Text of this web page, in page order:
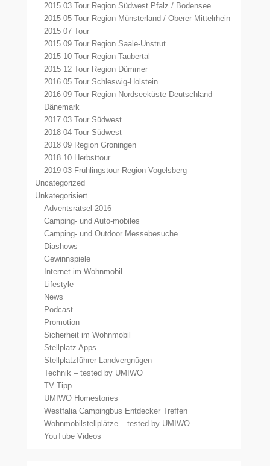
2015 03 Tour Region Südwest Pfalz / Bodensee
2015 05 Tour Region Münsterland / Oberer Mittelrhein
2015 07 Tour
2015 09 Tour Region Saale-Unstrut
2015 10 Tour Region Taubertal
2015 12 Tour Region Dümmer
2016 05 Tour Schleswig-Holstein
2016 09 Tour Region Nordseeküste Deutschland
Dänemark
2017 03 Tour Südwest
2018 04 Tour Südwest
2018 09 Region Groningen
2018 10 Herbsttour
2019 03 Frühlingstour Region Vogelsberg
Uncategorized
Unkategorisiert
Adventsrätsel 2016
Camping- und Auto-mobiles
Camping- und Outdoor Messebesuche
Diashows
Gewinnspiele
Internet im Wohnmobil
Lifestyle
News
Podcast
Promotion
Sicherheit im Wohnmobil
Stellplatz Apps
Stellplatzführer Landvergnügen
Technik – tested by UMIWO
TV Tipp
UMIWO Homestories
Westfalia Campingbus Entdecker Treffen
Wohnmobilstellplätze – tested by UMIWO
YouTube Videos